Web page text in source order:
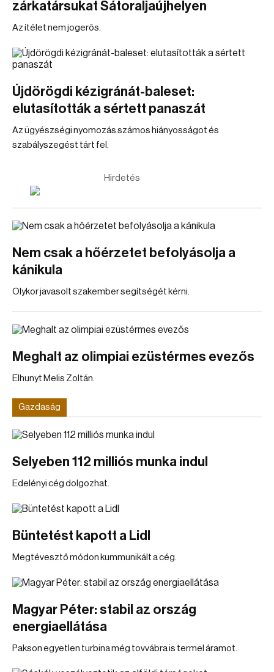
zárkatársukat Sátoraljaújhelyen
Az ítélet nem jogerős.
Újdörögdi kézigránát-baleset:
elutasították a sértett panaszát
Az ügyészségi nyomozás számos hiányosságot és
szabályszegést tárt fel.
Hirdetés
Nem csak a hőérzetet befolyásolja a
kánikula
Olykor javasolt szakember segítségét kérni.
Meghalt az olimpiai ezüstérmes evezős
Elhunyt Melis Zoltán.
Gazdaság
Selyeben 112 milliós munka indul
Edelényi cég dolgozhat.
Büntetést kapott a Lidl
Megtévesztő módon kummunikált a cég.
Magyar Péter: stabil az ország
energiaellátása
Pakson egyetlen turbina még tovvábra is termel áramot.